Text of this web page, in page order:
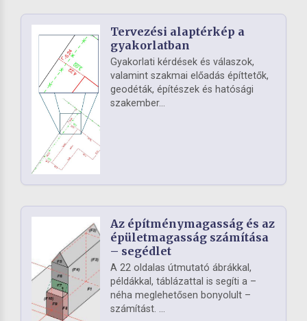
Tervezési alaptérkép a
gyakorlatban
Gyakorlati kérdések és válaszok,
valamint szakmai előadás építtetők,
geodéták, építészek és hatósági
szakember...
Az építménymagasság és az
épületmagasság számítása
– segédlet
A 22 oldalas útmutató ábrákkal,
példákkal, táblázattal is segíti a –
néha meglehetősen bonyolult –
számítást. ...